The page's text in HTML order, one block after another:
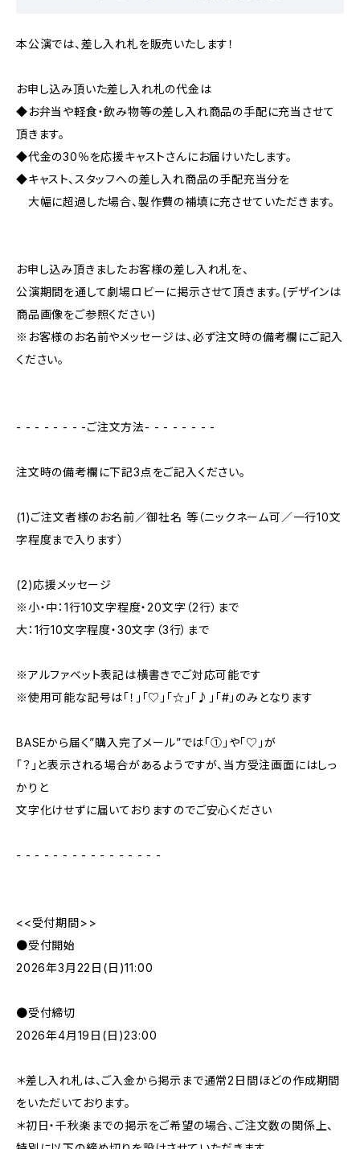
本公演では、差し入れ札を販売いたします！
お申し込み頂いた差し入れ札の代金は
◆お弁当や軽食・飲み物等の差し入れ商品の手配に充当させて
頂きます。
◆代金の30％を応援キャストさんにお届けいたします。
◆キャスト、スタッフへの差し入れ商品の手配充当分を
大幅に超過した場合、製作費の補填に充させていただきます。
お申し込み頂きましたお客様の差し入れ札を、
公演期間を通して劇場ロビーに掲示させて頂きます。(デザインは
商品画像をご参照ください)
※お客様のお名前やメッセージは、必ず注文時の備考欄にご記入
ください。
- - - - - - - -ご注文方法- - - - - - - -
注文時の備考欄に下記3点をご記入ください。
(1)ご注文者様のお名前／御社名 等（ニックネーム可／一行10文
字程度まで入ります）
(2)応援メッセージ
※小・中：1行10文字程度・20文字（2行）まで
大：1行10文字程度・30文字（3行）まで
※アルファベット表記は横書きでご対応可能です
※使用可能な記号は「！」「♡」「☆」「♪」「#」のみとなります
BASEから届く”購入完了メール”では「①」や「♡」が
「？」と表示される場合があるようですが、当方受注画面にはしっ
かりと
文字化けせずに届いておりますのでご安心ください
- - - - - - - - - - - - - - - -
<<受付期間>>
●受付開始
2026年3月22日(日)11:00
●受付締切
2026年4月19日(日)23:00
＊差し入れ札は、ご入金から掲示まで通常2日間ほどの作成期間
をいただいております。
＊初日・千秋楽までの掲示をご希望の場合、ご注文数の関係上、